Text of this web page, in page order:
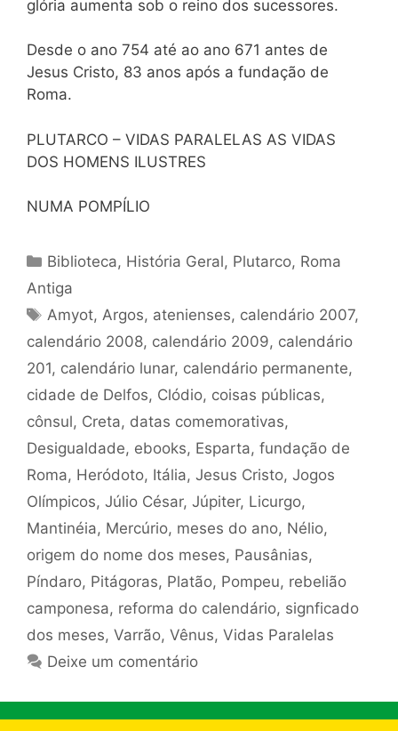
glória aumenta sob o reino dos sucessores.
Desde o ano 754 até ao ano 671 antes de
Jesus Cristo, 83 anos após a fundação de
Roma.
PLUTARCO – VIDAS PARALELAS AS VIDAS
DOS HOMENS ILUSTRES
NUMA POMPÍLIO
Categorias
Biblioteca, História Geral, Plutarco, Roma
Antiga
Tags
Amyot,Argos, atenienses, calendário 2007,
calendário 2008, calendário 2009, calendário
201, calendário lunar, calendário permanente,
cidade de Delfos, Clódio, coisas públicas,
cônsul, Creta, datas comemorativas,
Desigualdade, ebooks, Esparta, fundação de
Roma, Heródoto, Itália, Jesus Cristo, Jogos
Olímpicos, Júlio César, Júpiter, Licurgo,
Mantinéia, Mercúrio, meses do ano, Nélio,
origem do nome dos meses, Pausânias,
Píndaro, Pitágoras, Platão, Pompeu, rebelião
camponesa, reforma do calendário, signficado
dos meses, Varrão, Vênus, Vidas Paralelas
Deixe um comentário